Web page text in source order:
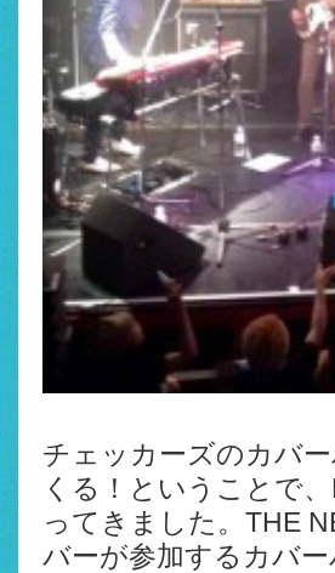
チェッカーズのカバ
くる！ということで
ってきました。THE
バーが参加するカバ